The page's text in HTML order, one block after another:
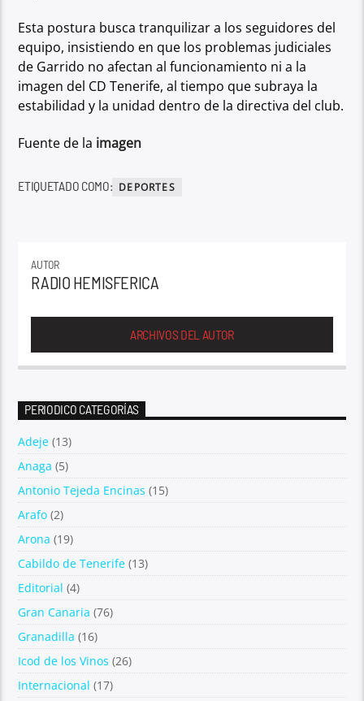
Esta postura busca tranquilizar a los seguidores del
equipo, insistiendo en que los problemas judiciales
de Garrido no afectan al funcionamiento ni a la
imagen del CDTenerife, al tiempo que subraya la
estabilidad y la unidad dentro de la directiva del club.
Fuente de la imagen
ETIQUETADO COMO: DEPORTES
AUTOR
RADIO HEMISFERICA
ARCHIVOS DEL AUTOR
PERIODICO CATEGORÍAS
Adeje (13)
Anaga (5)
Antonio Tejeda Encinas (15)
Arafo (2)
Arona (19)
Cabildo de Tenerife (13)
Editorial (4)
Gran Canaria (76)
Granadilla (16)
Icod de los Vinos (26)
Internacional (17)